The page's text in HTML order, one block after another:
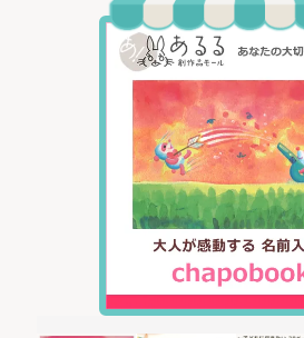
をモチーフにした枠デザインによ
った、思い出と時間の積み重ねを
う年366日にもさりげなく配慮
が、現実の時の流れにある、すべ
い、また、その先にある次の一
て、見方によっては「365×α」と
のダブルミーニングによって、1
を共に二人で紡いでいくという未
大切な記念日が、ただの通過点で
の中に輝く思い出として生き続け